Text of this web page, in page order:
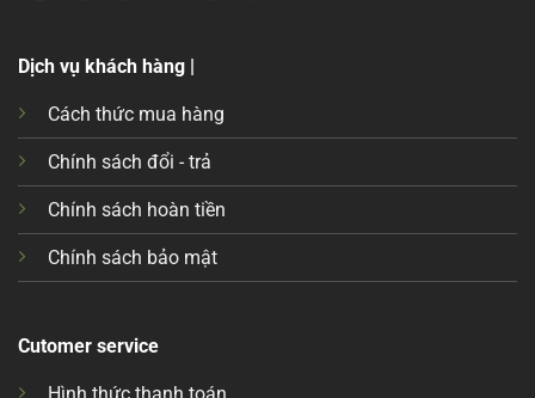
Dịch vụ khách hàng |
Cách thức mua hàng
Chính sách đổi - trả
Chính sách hoàn tiền
Chính sách bảo mật
Cutomer service